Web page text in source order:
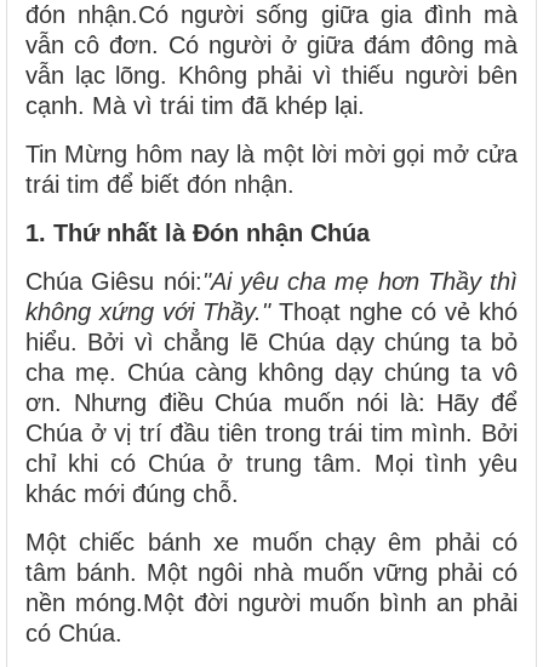
đón nhận.Có người sống giữa gia đình mà
vẫn cô đơn. Có người ở giữa đám đông mà
vẫn lạc lõng. Không phải vì thiếu người bên
cạnh. Mà vì trái tim đã khép lại.
Tin Mừng hôm nay là một lời mời gọi mở cửa
trái tim để biết đón nhận.
1. Thứ nhất là Đón nhận Chúa
Chúa Giêsu nói:"Ai yêu cha mẹ hơn Thầy thì
không xứng với Thầy." Thoạt nghe có vẻ khó
hiểu. Bởi vì chẳng lẽ Chúa dạy chúng ta bỏ
cha mẹ. Chúa càng không dạy chúng ta vô
ơn. Nhưng điều Chúa muốn nói là: Hãy để
Chúa ở vị trí đầu tiên trong trái tim mình. Bởi
chỉ khi có Chúa ở trung tâm. Mọi tình yêu
khác mới đúng chỗ.
Một chiếc bánh xe muốn chạy êm phải có
tâm bánh. Một ngôi nhà muốn vững phải có
nền móng.Một đời người muốn bình an phải
có Chúa.